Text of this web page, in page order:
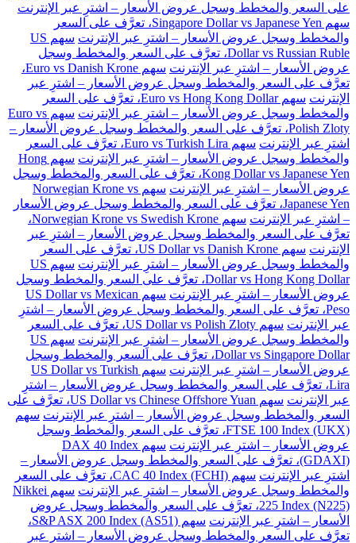
على السعر والمخطط وسجل عروض الأسعار – اشترِ عبر الإنترنت
سهم Singapore Dollar vs Japanese Yen، تعرَّف على السعر
والمخطط وسجل عروض الأسعار – اشترِ عبر الإنترنت
سهم US
Dollar vs Russian Ruble، تعرَّف على السعر والمخطط وسجل
عروض الأسعار – اشترِ عبر الإنترنت
سهم Euro vs Danish Krone،
تعرَّف على السعر والمخطط وسجل عروض الأسعار – اشترِ عبر
الإنترنت
سهم Euro vs Hong Kong Dollar، تعرَّف على السعر
والمخطط وسجل عروض الأسعار – اشترِ عبر الإنترنت
سهم Euro vs
Polish Zloty، تعرَّف على السعر والمخطط وسجل عروض الأسعار –
اشترِ عبر الإنترنت
سهم Euro vs Turkish Lira، تعرَّف على السعر
والمخطط وسجل عروض الأسعار – اشترِ عبر الإنترنت
سهم Hong
Kong Dollar vs Japanese Yen، تعرَّف على السعر والمخطط وسجل
عروض الأسعار – اشترِ عبر الإنترنت
سهم Norwegian Krone vs
Japanese Yen، تعرَّف على السعر والمخطط وسجل عروض الأسعار
– اشترِ عبر الإنترنت
سهم Norwegian Krone vs Swedish Krone،
تعرَّف على السعر والمخطط وسجل عروض الأسعار – اشترِ عبر
الإنترنت
سهم US Dollar vs Danish Krone، تعرَّف على السعر
والمخطط وسجل عروض الأسعار – اشترِ عبر الإنترنت
سهم US
Dollar vs Hong Kong Dollar، تعرَّف على السعر والمخطط وسجل
عروض الأسعار – اشترِ عبر الإنترنت
سهم US Dollar vs Mexican
Peso، تعرَّف على السعر والمخطط وسجل عروض الأسعار – اشترِ
عبر الإنترنت
سهم US Dollar vs Polish Zloty، تعرَّف على السعر
والمخطط وسجل عروض الأسعار – اشترِ عبر الإنترنت
سهم US
Dollar vs Singapore Dollar، تعرَّف على السعر والمخطط وسجل
عروض الأسعار – اشترِ عبر الإنترنت
سهم US Dollar vs Turkish
Lira، تعرَّف على السعر والمخطط وسجل عروض الأسعار – اشترِ
عبر الإنترنت
سهم US Dollar vs Chinese Offshore Yuan، تعرَّف على
السعر والمخطط وسجل عروض الأسعار – اشترِ عبر الإنترنت سهم
FTSE 100 Index (UKX)، تعرَّف على السعر والمخطط وسجل
عروض الأسعار – اشترِ عبر الإنترنت
سهم DAX 40 Index
(GDAXI)، تعرَّف على السعر والمخطط وسجل عروض الأسعار –
اشترِ عبر الإنترنت
سهم CAC 40 Index (FCHI)، تعرَّف على السعر
والمخطط وسجل عروض الأسعار – اشترِ عبر الإنترنت
سهم Nikkei
225 Index (N225)، تعرَّف على السعر والمخطط وسجل عروض
الأسعار – اشترِ عبر الإنترنت
سهم S&P ASX 200 Index (AS51)،
تعرَّف على السعر والمخطط وسجل عروض الأسعار – اشترِ عبر